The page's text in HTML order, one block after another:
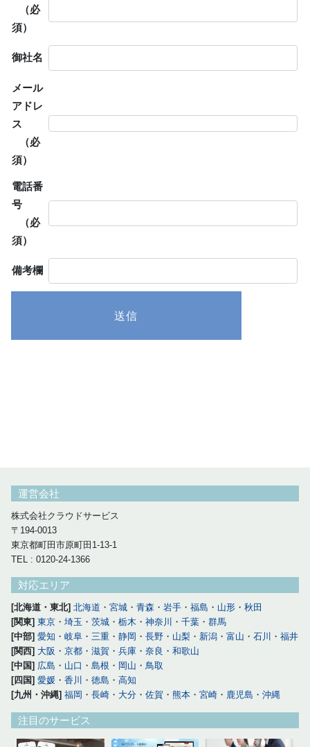
（必
須）
御社名
メール
アドレ
ス
（必
須）
電話番
号
（必
須）
備考欄
運営会社
株式会社クラウドサービス
〒194-0013
東京都町田市原町田1-13-1
TEL : 0120-24-1366
対応エリア
[北海道・東北] 北海道 ・宮城 ・青森 ・岩手 ・福島 ・ 山形 ・秋田
[関東] 東京 ・埼玉 ・茨城 ・栃木 ・神奈川 ・千葉 ・群馬
[中部] 愛知 ・岐阜 ・三重 ・静岡 ・長野 ・ 山梨 ・ 新潟 ・富山 ・石川 ・福井
[関西] 大阪 ・京都 ・滋賀 ・兵庫 ・奈良 ・和歌山
[中国] 広島 ・ 山口 ・島根 ・ 岡山 ・鳥取
[四国] 愛媛 ・香川 ・徳島 ・高知
[九州・沖縄] 福岡 ・長崎 ・ 大分 ・佐賀 ・熊本 ・宮崎 ・ 鹿児島 ・沖縄
注目のサービス